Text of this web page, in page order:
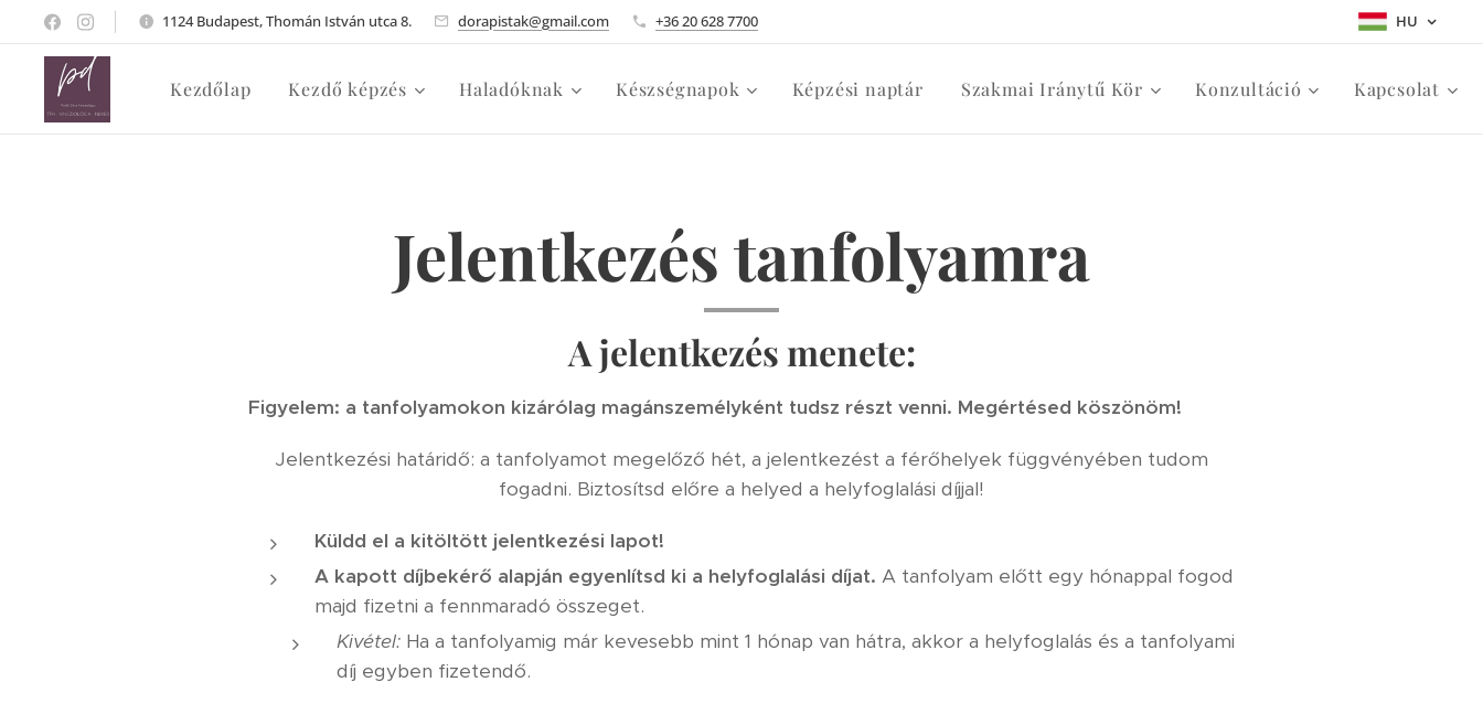
1124 Budapest, Thomán István utca 8. dorapistak@gmail.com +36 20 628 7700 HU
Kezdőlap Kezdő képzés Haladóknak Készségnapok Képzési naptár Szakmai Iránytű Kör Konzultáció Kapcsolat
Jelentkezés tanfolyamra
A jelentkezés menete:
Figyelem: a tanfolyamokon kizárólag magánszemélyként tudsz részt venni. Megértésed köszönöm!
Jelentkezési határidő: a tanfolyamot megelőző hét, a jelentkezést a férőhelyek függvényében tudom
fogadni. Biztosítsd előre a helyed a helyfoglalási díjjal!
Küldd el a kitöltött jelentkezési lapot!
A kapott díjbekérő alapján egyenlítsd ki a helyfoglalási díjat. A tanfolyam előtt egy hónappal fogod
majd fizetni a fennmaradó összeget.
Kivétel:Ha a tanfolyamig már kevesebb mint 1 hónap van hátra, akkor a helyfoglalás és a tanfolyami
díj egyben fizetendő.